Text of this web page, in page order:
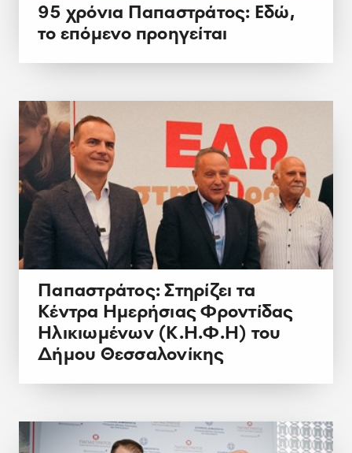
95 χρόνια Παπαστράτος: Εδώ,
το επόμενο προηγείται
Παπαστράτος: Στηρίζει τα
Κέντρα Ημερήσιας Φροντίδας
Ηλικιωμένων (Κ.Η.Φ.Η) του
Δήμου Θεσσαλονίκης